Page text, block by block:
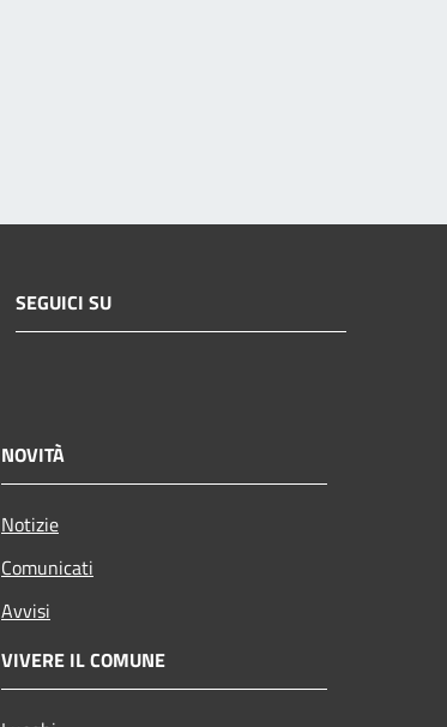
SEGUICI SU
NOVITÀ
Notizie
Comunicati
Avvisi
VIVERE IL COMUNE